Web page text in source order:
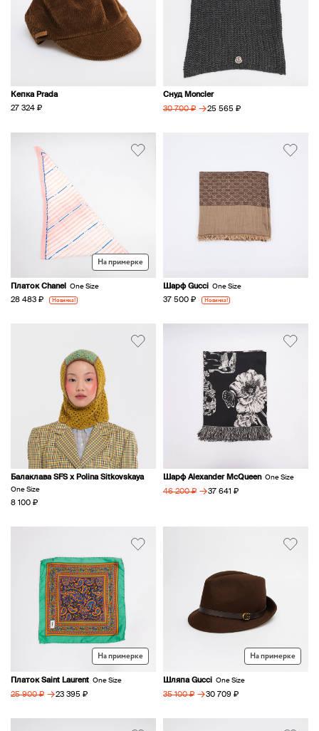
Кепка Prada
27 324 ₽
Снуд Moncler
30 700 ₽ → 25 565 ₽
На примерке
Платок Chanel One Size
28 483 ₽ Новинка!
Шарф Gucci One Size
37 500 ₽ Новинка!
Балаклава SFS х Polina Sitkovskaya
One Size
8 100 ₽
Шарф Alexander McQueen One Size
46 200 ₽ → 37 641 ₽
На примерке
Платок Saint Laurent One Size
25 900 ₽ → 23 395 ₽
На примерке
Шляпа Gucci One Size
35 100 ₽ → 30 709 ₽